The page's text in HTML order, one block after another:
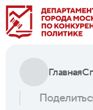
Главная